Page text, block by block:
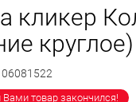
кликер
06081522
товар закончился!